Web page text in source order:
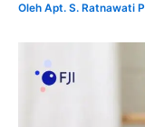
Oleh Apt. S. Ratnawati